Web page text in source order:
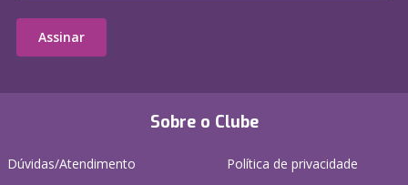
Sobre o Clube
Dúvidas/Atendimento
Política de privacidade
Assinar